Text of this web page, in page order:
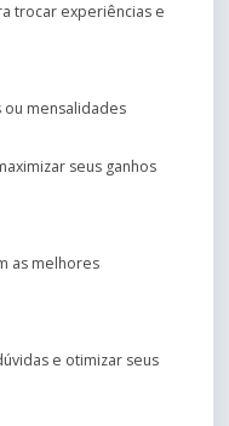
trocar experiências e
ou mensalidades
seus ganhos
as melhores
e otimizar seus